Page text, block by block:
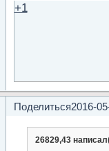
+1
Поделиться2016-
26829,43